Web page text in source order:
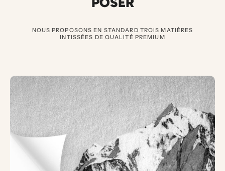
NOUS PROPOSONS EN STANDARD TROIS MATIÈRES
INTISSÉES DE QUALITÉ PREMIUM
3
P
A
P
I